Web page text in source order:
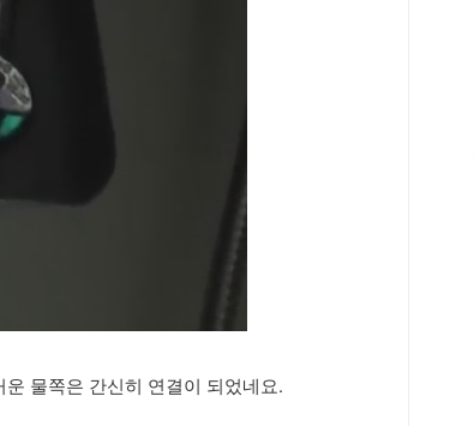
물쪽은 간신히 연결이 되었네요.